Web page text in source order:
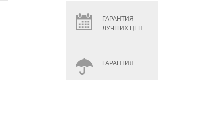
ГАРАНТИЯ
ЛУЧШИХ ЦЕН
ГАРАНТИЯ